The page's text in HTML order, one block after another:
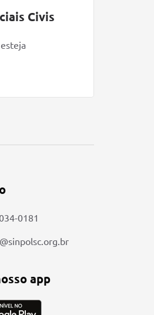
Civis
0181
app